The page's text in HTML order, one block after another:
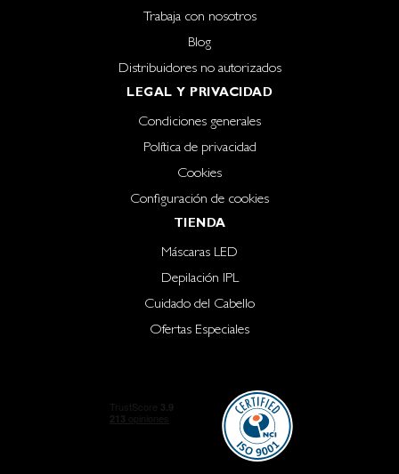
Trabaja con nosotros
Blog
Distribuidores no autorizados
LEGAL Y PRIVACIDAD
Condiciones generales
Política de privacidad
Cookies
Configuración de cookies
TIENDA
Máscaras LED
Depilación IPL
Cuidado del Cabello
Ofertas Especiales